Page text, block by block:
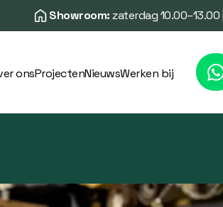
Showroom:zaterdag
onsProjectenNieuwsWerken bij